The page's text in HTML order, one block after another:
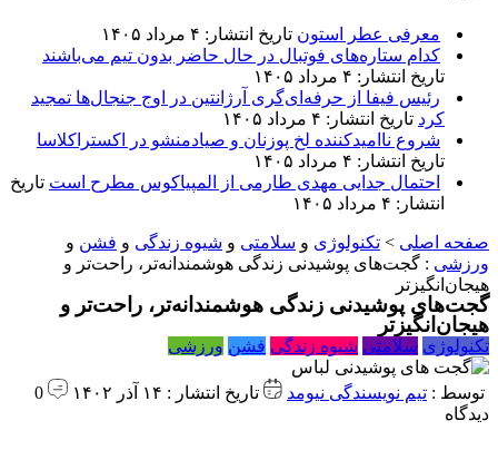
معرفی عطر استون تاریخ انتشار: ۴ مرداد ۱۴۰۵
کدام ستاره‌های فوتبال در حال حاضر بدون تیم می‌باشند
تاریخ انتشار: ۴ مرداد ۱۴۰۵
رئیس فیفا از حرفه‌ای‌گری آرژانتین در اوج جنجال‌ها تمجید
کرد تاریخ انتشار: ۴ مرداد ۱۴۰۵
شروع ناامیدکننده لخ پوزنان و صیادمنشو در اکستراکلاسا
تاریخ انتشار: ۴ مرداد ۱۴۰۵
احتمال جدایی مهدی طارمی از المپیاکوس مطرح است تاریخ
انتشار: ۴ مرداد ۱۴۰۵
صفحه اصلی > تکنولوژی و سلامتی و شیوه زندگی و فشن و
ورزشی : گجت‌های پوشیدنی زندگی هوشمندانه‌تر، راحت‌تر و
هیجان‌انگیزتر
گجت‌های پوشیدنی زندگی هوشمندانه‌تر، راحت‌تر و
هیجان‌انگیزتر
تکنولوژی سلامتی شیوه زندگی فشن ورزشی
توسط : تیم نویسندگی نیومد تاریخ انتشار : ۱۴ آذر ۱۴۰۲
0
دیدگاه